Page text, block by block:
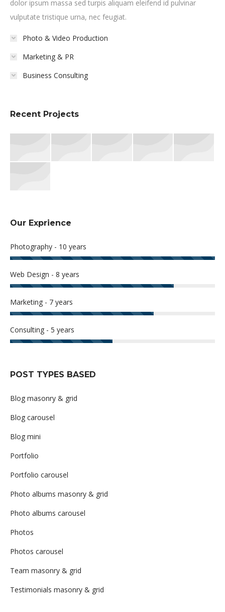
dolor ipsum massa sed turpis aliquam eleifend id pulvinar
vulputate tristique urna, nec feugiat.
Photo & Video Production
Marketing & PR
Business Consulting
Recent Projects
Our Exprience
Photography - 10 years
Web Design - 8 years
Marketing - 7 years
Consulting - 5 years
POST TYPES BASED
Blog masonry & grid
Blog carousel
Blog mini
Portfolio
Portfolio carousel
Photo albums masonry & grid
Photo albums carousel
Photos
Photos carousel
Team masonry & grid
Testimonials masonry & grid